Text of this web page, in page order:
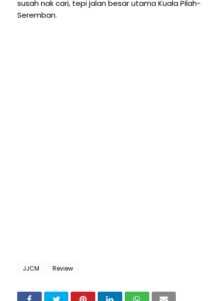
susah nak cari, tepi jalan besar utama Kuala Pilah-
Seremban.
JJCM Review